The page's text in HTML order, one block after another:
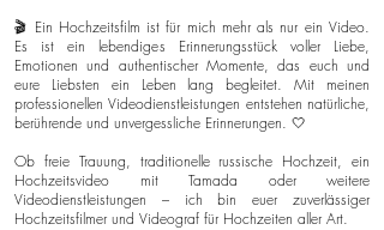
🎬 Ein Hochzeitsfilm ist für mich mehr als nur ein Video.
Es ist ein lebendiges Erinnerungsstück voller Liebe,
Emotionen und authentischer Momente, das euch und
eure Liebsten ein Leben lang begleitet. Mit meinen
professionellen Videodienstleistungen entstehen natürliche,
berührende und unvergessliche Erinnerungen. 🤍
Ob freie Trauung, traditionelle russische Hochzeit, ein
Hochzeitsvideo mit Tamada oder weitere
Videodienstleistungen – ich bin euer zuverlässiger
Hochzeitsfilmer und Videograf für Hochzeiten aller Art.